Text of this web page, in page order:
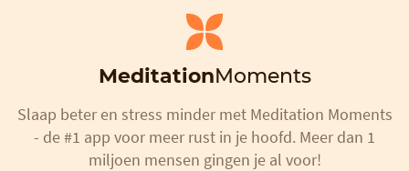
MeditationMoments
Slaap beter en stress minder met Meditation Moments
- de #1 app voor meer rust in je hoofd. Meer dan 1
miljoen mensen gingen je al voor!